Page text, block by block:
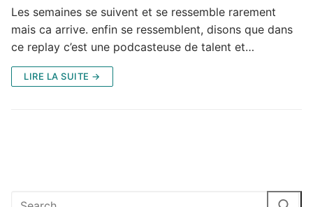
Les semaines se suivent et se ressemble rarement
mais ca arrive. enfin se ressemblent, disons que dans
ce replay c’est une podcasteuse de talent et…
LIRE LA SUITE →
Rechercher